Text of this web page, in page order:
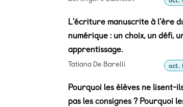
L'écriture manuscrite à l'ère
numérique : un choix, un défi,
apprentissage.
Tatiana De Barelli oct..
Pourquoi les élèves ne lisent-
pas les consignes ? Pourquoi